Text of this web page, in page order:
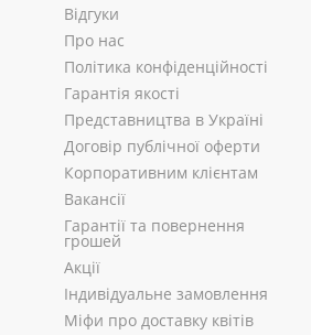
Відгуки
Про нас
Політика конфіденційності
Гарантія якості
Представництва в Україні
Договір публічної оферти
Корпоративним клієнтам
Вакансії
Гарантії та повернення
грошей
Акції
Індивідуальне замовлення
Міфи про доставку квітів